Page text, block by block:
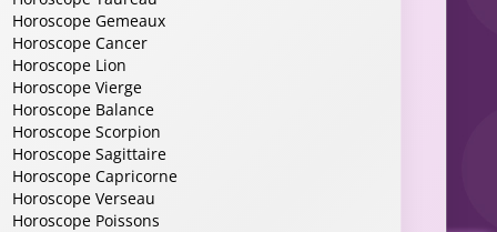
Horoscope Gemeaux
Horoscope Cancer
Horoscope Lion
Horoscope Vierge
Horoscope Balance
Horoscope Scorpion
Horoscope Sagittaire
Horoscope Capricorne
Horoscope Verseau
Horoscope Poissons